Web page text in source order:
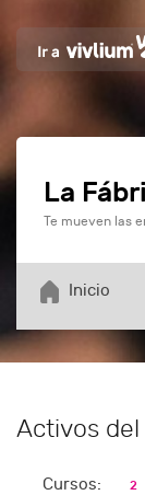
La
Te mueven las
Inicio
Activos del
Cursos: 2